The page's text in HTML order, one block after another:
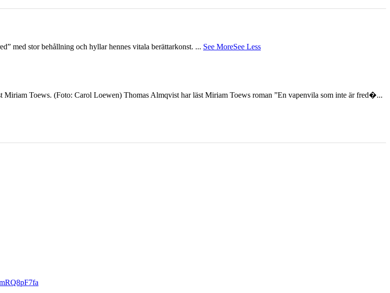
med stor behållning och hyllar hennes vitala berättarkonst. ... See MoreSee Less
Toews. (Foto: Carol Loewen) Thomas Almqvist har läst Miriam Toews roman ”En vapenvila som inte är fred�...